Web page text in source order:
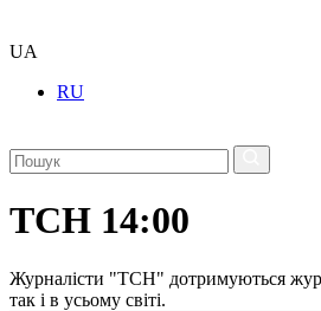
UA
RU
ТСН 14:00
Журналісти "ТСН" дотримуються
так і в усьому світі.